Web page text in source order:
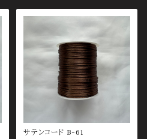
サテンコード B-61